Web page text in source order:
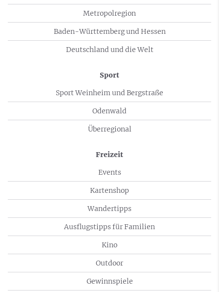
Metropolregion
Baden-Württemberg und Hessen
Deutschland und die Welt
Sport
Sport Weinheim und Bergstraße
Odenwald
Überregional
Freizeit
Events
Kartenshop
Wandertipps
Ausflugstipps für Familien
Kino
Outdoor
Gewinnspiele